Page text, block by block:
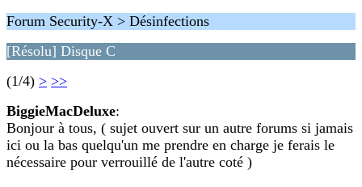
Forum Security-X > Désinfections
[Résolu] Disque C
(1/4) > >>
BiggieMacDeluxe:
Bonjour à tous, ( sujet ouvert sur un autre forums si jamais
ici ou la bas quelqu'un me prendre en charge je ferais le
nécessaire pour verrouillé de l'autre coté )